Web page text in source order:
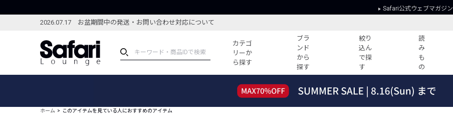
Safari公式ウェブマガジン
2026.07.17 お盆期間中の発送・お問い合わせ対応について
カテゴ
リーか
ら探す
ブラ
ンド
から
探す
絞り
込ん
で探
す
読
み
も
の
ブランドから探す
特集記事
すべての記事
ホーム このアイテムを見ている人におすすめのアイテム